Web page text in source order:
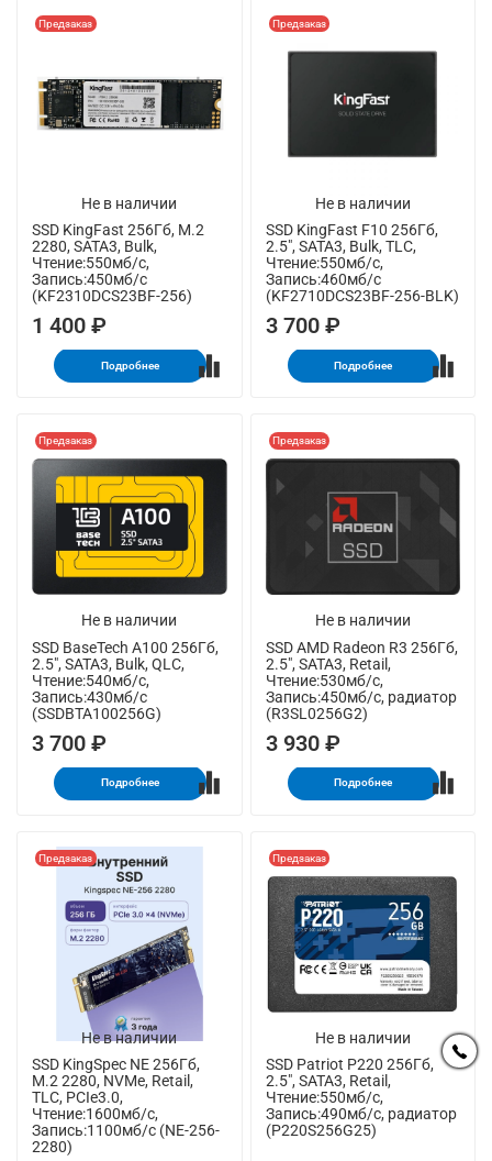
Не в наличии
Предзаказ
SSD KingFast 256Гб, M.2
2280, SATA3, Bulk,
Чтение:550мб/с,
Запись:450мб/с
(KF2310DCS23BF-256)
1 400 ₽
Подробнее
Не в наличии
Предзаказ
SSD KingFast F10 256Гб,
2.5", SATA3, Bulk, TLC,
Чтение:550мб/с,
Запись:460мб/с
(KF2710DCS23BF-256-BLK)
3 700 ₽
Подробнее
Не в наличии
Предзаказ
SSD BaseTech A100 256Гб,
2.5", SATA3, Bulk, QLC,
Чтение:540мб/с,
Запись:430мб/с
(SSDBTA100256G)
3 700 ₽
Подробнее
Не в наличии
Предзаказ
SSD AMD Radeon R3 256Гб,
2.5", SATA3, Retail,
Чтение:530мб/с,
Запись:450мб/с, радиатор
(R3SL0256G2)
3 930 ₽
Подробнее
Не в наличии
Предзаказ
SSD KingSpec NE 256Гб,
M.2 2280, NVMe, Retail,
TLC, PCIe3.0,
Чтение:1600мб/с,
Запись:1100мб/с (NE-256-
2280)
Не в наличии
Предзаказ
SSD Patriot P220 256Гб,
2.5", SATA3, Retail,
Чтение:550мб/с,
Запись:490мб/с, радиатор
(P220S256G25)